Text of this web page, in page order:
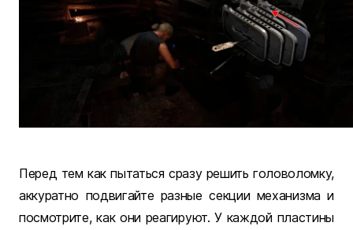
Перед тем как пытаться сразу решить головоломку,
аккуратно подвигайте разные секции механизма и
посмотрите, как они реагируют. У каждой пластины